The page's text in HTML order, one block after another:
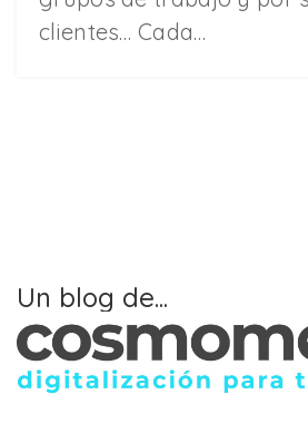
clientes… Cada…
Un blog de...